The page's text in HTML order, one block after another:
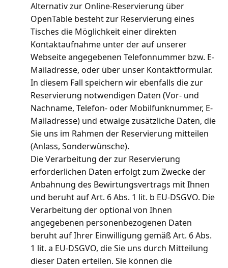
Alternativ zur Online-Reservierung über
OpenTable besteht zur Reservierung eines
Tisches die Möglichkeit einer direkten
Kontaktaufnahme unter der auf unserer
Webseite angegebenen Telefonnummer bzw. E-
Mailadresse, oder über unser Kontaktformular.
In diesem Fall speichern wir ebenfalls die zur
Reservierung notwendigen Daten (Vor- und
Nachname, Telefon- oder Mobilfunknummer, E-
Mailadresse) und etwaige zusätzliche Daten, die
Sie uns im Rahmen der Reservierung mitteilen
(Anlass, Sonderwünsche).
Die Verarbeitung der zur Reservierung
erforderlichen Daten erfolgt zum Zwecke der
Anbahnung des Bewirtungsvertrags mit Ihnen
und beruht auf Art. 6 Abs. 1 lit. b EU-DSGVO. Die
Verarbeitung der optional von Ihnen
angegebenen personenbezogenen Daten
beruht auf Ihrer Einwilligung gemäß Art. 6 Abs.
1 lit. a EU-DSGVO, die Sie uns durch Mitteilung
dieser Daten erteilen. Sie können die